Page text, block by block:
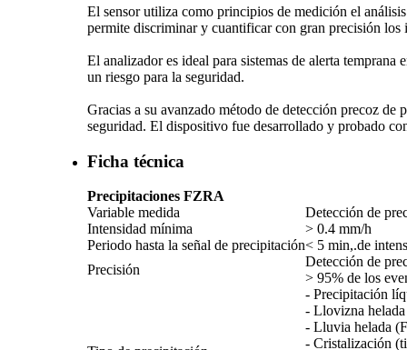
El sensor utiliza como principios de medición el
permite discriminar y cuantificar con gran precisión
El analizador es ideal para sistemas de alerta
un riesgo para la seguridad.
Gracias a su avanzado método de detección precoz
seguridad. El dispositivo fue desarrollado y probado
Ficha técnica
Precipitaciones FZRA
Variable medida
Detección de
Intensidad mínima
> 0.4 mm/­h
Periodo hasta la señal de precipitación< 5 min,.de
Precisión
Detección de
> 95% de los
- Precipitación
- Llovizna
- Lluvia helada
- Cristalización